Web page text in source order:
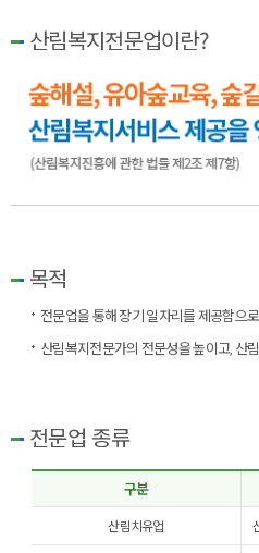
산림복지전문업이란?
목적
전문업을 통해 장기 일자리를 제공함으
산림복지전문가의 전문성을 높이고, 산
전문업 종류
구분
산림치유업